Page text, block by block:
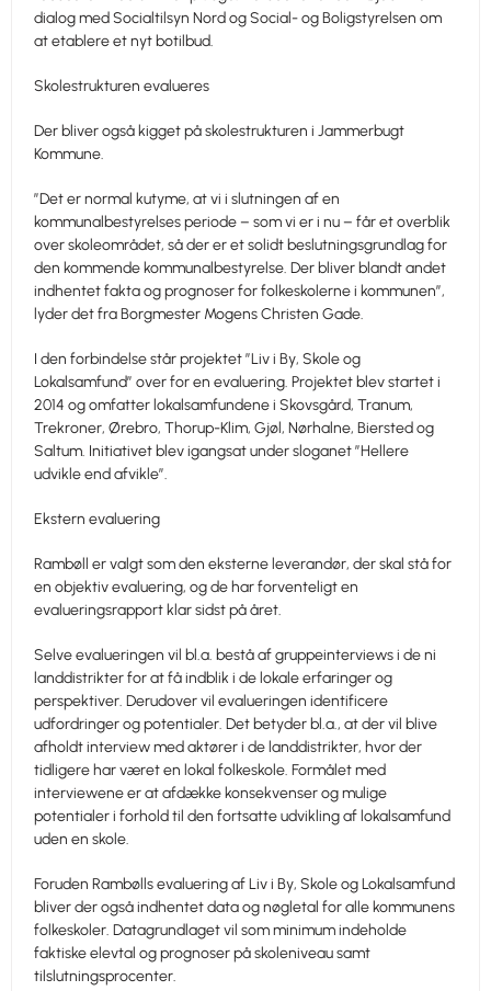
dialog med Socialtilsyn Nord og Social- og Boligstyrelsen om
at etablere et nyt botilbud.
Skolestrukturen evalueres
Der bliver også kigget på skolestrukturen i Jammerbugt
Kommune.
”Det er normal kutyme, at vi i slutningen af en
kommunalbestyrelses periode – som vi er i nu – får et overblik
over skoleområdet, så der er et solidt beslutningsgrundlag for
den kommende kommunalbestyrelse. Der bliver blandt andet
indhentet fakta og prognoser for folkeskolerne i kommunen”,
lyder det fra Borgmester Mogens Christen Gade.
I den forbindelse står projektet ”Liv i By, Skole og
Lokalsamfund” over for en evaluering. Projektet blev startet i
2014 og omfatter lokalsamfundene i Skovsgård, Tranum,
Trekroner, Ørebro, Thorup-Klim, Gjøl, Nørhalne, Biersted og
Saltum. Initiativet blev igangsat under sloganet ”Hellere
udvikle end afvikle”.
Ekstern evaluering
Rambøll er valgt som den eksterne leverandør, der skal stå for
en objektiv evaluering, og de har forventeligt en
evalueringsrapport klar sidst på året.
Selve evalueringen vil bl.a. bestå af gruppeinterviews i de ni
landdistrikter for at få indblik i de lokale erfaringer og
perspektiver. Derudover vil evalueringen identificere
udfordringer og potentialer. Det betyder bl.a., at der vil blive
afholdt interview med aktører i de landdistrikter, hvor der
tidligere har været en lokal folkeskole. Formålet med
interviewene er at afdække konsekvenser og mulige
potentialer i forhold til den fortsatte udvikling af lokalsamfund
uden en skole.
Foruden Rambølls evaluering af Liv i By, Skole og Lokalsamfund
bliver der også indhentet data og nøgletal for alle kommunens
folkeskoler. Datagrundlaget vil som minimum indeholde
faktiske elevtal og prognoser på skoleniveau samt
tilslutningsprocenter.